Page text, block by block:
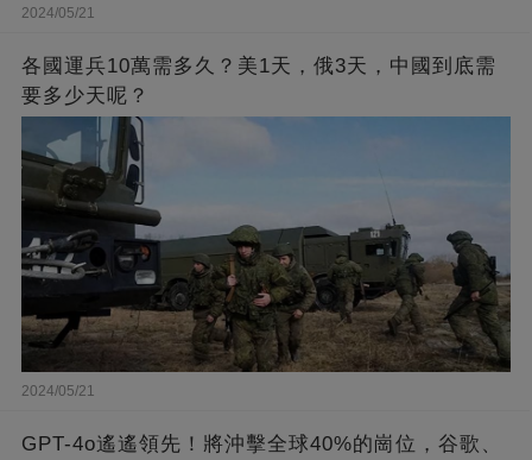
2024/05/21
各國運兵10萬需多久？美1天，俄3天，中國到底需
要多少天呢？
2024/05/21
GPT-4o遙遙領先！將沖擊全球40%的崗位，谷歌、